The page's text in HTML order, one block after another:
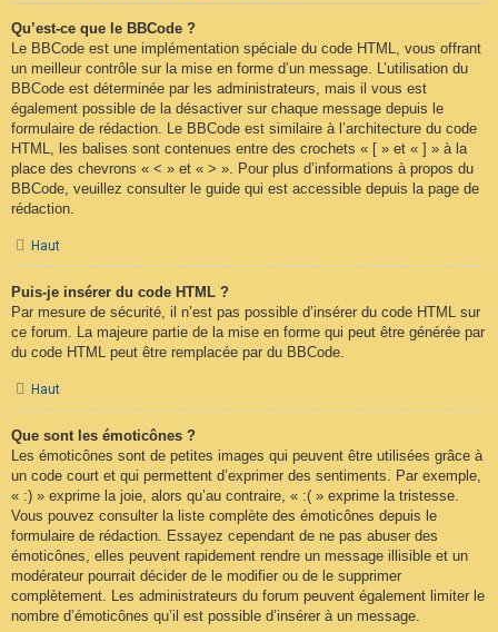
Qu’est-ce que le BBCode ?
Le BBCode est une implémentation spéciale du code HTML, vous offrant
un meilleur contrôle sur la mise en forme d’un message. L’utilisation du
BBCode est déterminée par les administrateurs, mais il vous est
également possible de la désactiver sur chaque message depuis le
formulaire de rédaction. Le BBCode est similaire à l’architecture du code
HTML, les balises sont contenues entre des crochets « [ » et « ] » à la
place des chevrons « < » et « > ». Pour plus d’informations à propos du
BBCode, veuillez consulter le guide qui est accessible depuis la page de
rédaction.
Haut
Puis-je insérer du code HTML ?
Par mesure de sécurité, il n’est pas possible d’insérer du code HTML sur
ce forum. La majeure partie de la mise en forme qui peut être générée par
du code HTML peut être remplacée par du BBCode.
Haut
Que sont les émoticônes ?
Les émoticônes sont de petites images qui peuvent être utilisées grâce à
un code court et qui permettent d’exprimer des sentiments. Par exemple,
« :) » exprime la joie, alors qu’au contraire, « :( » exprime la tristesse.
Vous pouvez consulter la liste complète des émoticônes depuis le
formulaire de rédaction. Essayez cependant de ne pas abuser des
émoticônes, elles peuvent rapidement rendre un message illisible et un
modérateur pourrait décider de le modifier ou de le supprimer
complètement. Les administrateurs du forum peuvent également limiter le
nombre d’émoticônes qu’il est possible d’insérer à un message.